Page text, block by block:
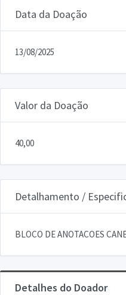
Data da Doação
13/08/2025
Valor da Doação
40,00
Detalhamento /
BLOCO DE ANOTACOES
Detalhes do Doador